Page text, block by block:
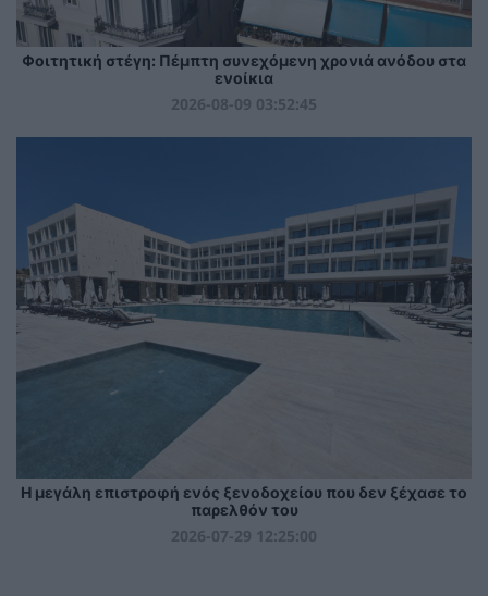
Φοιτητική στέγη: Πέμπτη συνεχόμενη χρονιά ανόδου στα
ενοίκια
2026-08-09 03:52:45
Η μεγάλη επιστροφή ενός ξενοδοχείου που δεν ξέχασε το
παρελθόν του
2026-07-29 12:25:00